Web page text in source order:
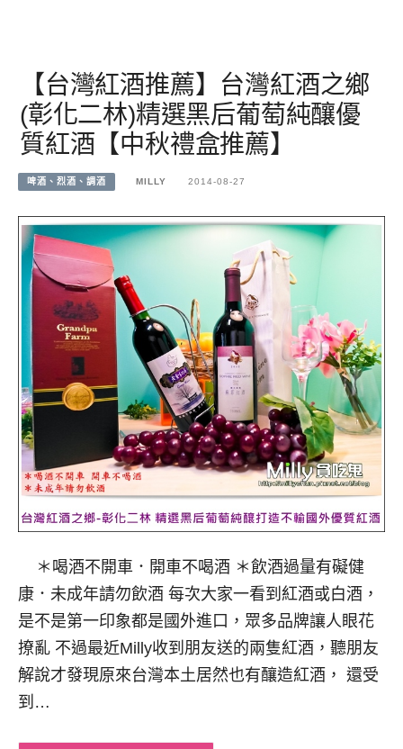
【台灣紅酒推薦】台灣紅酒之鄉
(彰化二林)精選黑后葡萄純釀優
質紅酒【中秋禮盒推薦】
啤酒、烈酒、調酒 MILLY 2014-08-27
＊喝酒不開車．開車不喝酒 ＊飲酒過量有礙健
康．未成年請勿飲酒 每次大家一看到紅酒或白酒，
是不是第一印象都是國外進口，眾多品牌讓人眼花
撩亂 不過最近Milly收到朋友送的兩隻紅酒，聽朋友
解說才發現原來台灣本土居然也有釀造紅酒， 還受
到…